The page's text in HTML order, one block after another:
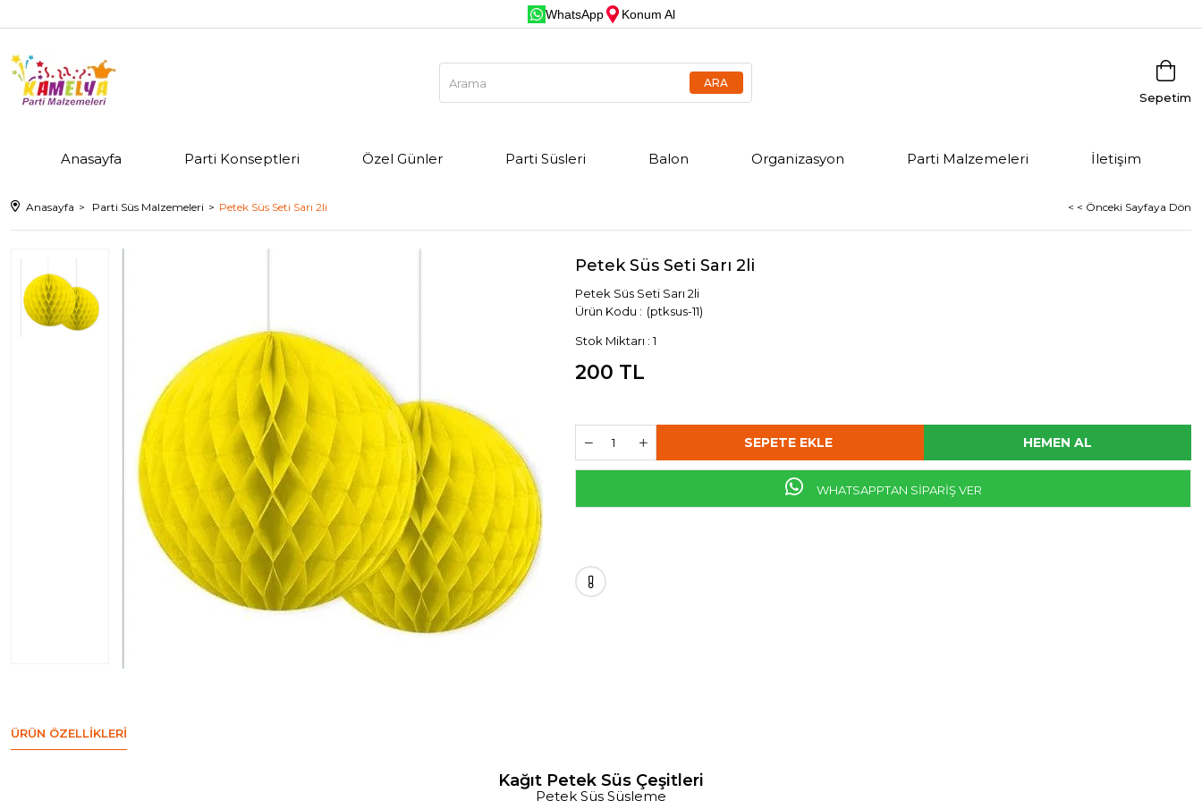
WhatsApp Konum Al
Sepetim
Anasayfa Parti Konseptleri Özel Günler Parti Süsleri Balon Organizasyon Parti Malzemeleri İletişim
Anasayfa Parti Süs Malzemeleri Petek Süs Seti Sarı 2li < < Önceki Sayfaya Dön
Petek Süs Seti Sarı 2li
Petek Süs Seti Sarı 2li
(ptksus-11)
Stok Miktarı : 1
200 TL
WHATSAPPTAN SİPARİŞ VER
ÜRÜN ÖZELLIKLERI
Kağıt Petek Süs Çeşitleri
Petek Süs Süsleme